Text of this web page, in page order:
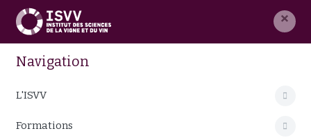
×
Navigation
L'ISVV
Formations